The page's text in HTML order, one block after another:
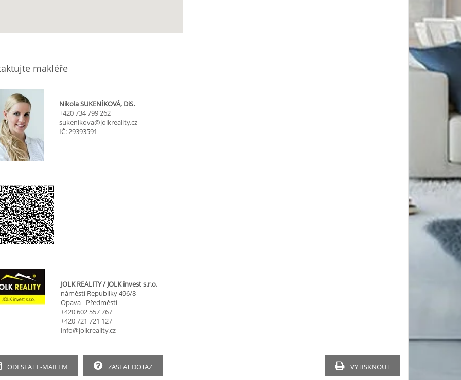
makléře
Nikola SUKENÍKOVÁ, DiS.
+420 734 799 262
sukenikova@jolkreality.cz
IČ: 29393591
JOLK REALITY / JOLK invest s.r.o.
náměstí Republiky 496/8
Opava - Předměstí
+420 602 557 767
+420 721 721 127
info@jolkreality.cz
ODESLAT E-MAILEM ZASLAT DOTAZ VYTISKNOUT